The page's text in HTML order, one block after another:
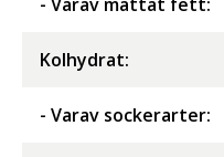
Kolhydrat:
- Varav sockerarter: